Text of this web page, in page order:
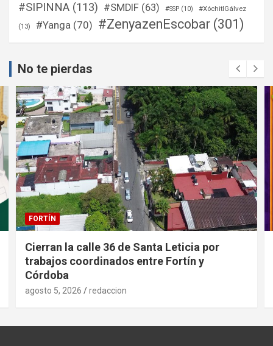
#SIPINNA (113) #SMDIF (63) #SSP (10) #XóchitlGálvez
(13) #Yanga (70) #ZenyazenEscobar (301)
No te pierdas
FORTÍN
Cierran la calle 36 de Santa Leticia por
trabajos coordinados entre Fortín y
Córdoba
agosto 5, 2026 redaccion